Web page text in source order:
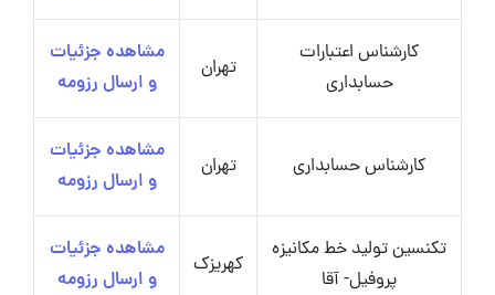
کارشناس اعتبارات
حسابداری
تهران
مشاهده جزئیات
و ارسال رزومه
کارشناس حسابداری تهران
مشاهده جزئیات
و ارسال رزومه
تکنسین تولید خط مکانیزه
پروفیل- آقا
کهریزک
مشاهده جزئیات
و ارسال رزومه